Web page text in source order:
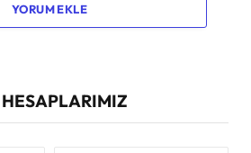
YORUM EKLE